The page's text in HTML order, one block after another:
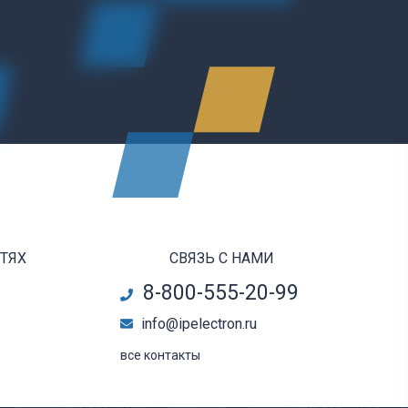
СВЯЗЬ С НАМИ
8-800-555-20-99
info@ipelectron.ru
все контакты